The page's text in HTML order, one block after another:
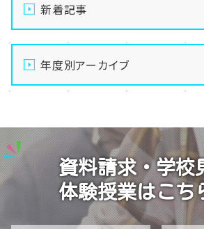
新着記事
【宇都宮】手先を動かして無心にな
デトックス、はじめませんか？
【宇都宮】生徒会夏祭りを開催しま
【宇都宮】校舎閉鎖期間のお知らせ
【宇都宮】推し活ネイルも楽しんじゃ
年度別アーカイブ
2025
2024
資料請求・学校
体験授業はこち